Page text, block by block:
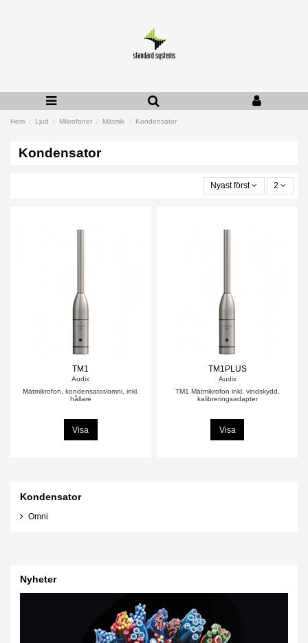
Hem Ljud Mikrofoner Mätmik Kondensator
Kondensator
Nyast först 2
TM1
Audix
Mätmikrofon, kondensator/omni, inkl.
hållare
Visa
TM1PLUS
Audix
TM1 Mätmikrofon inkl. vindskydd,
kalibreringsadapter
Visa
Kondensator
Omni
Nyheter